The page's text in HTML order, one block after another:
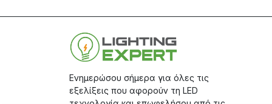
Ενημερώσου σήμερα για όλες τις
εξελίξεις που αφορούν τη LED